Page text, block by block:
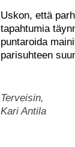
Uskon, että
tapahtumia
puntaroida
parisuhteen
Terveisin,
Kari Antila